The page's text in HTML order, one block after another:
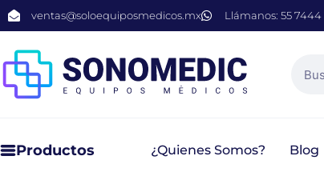
ventas@soloequiposmedicos.mx Llámanos: 55 7444
Productos ¿Quienes Somos? Blog